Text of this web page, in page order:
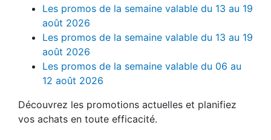
Les promos de la semaine valable du 13 au 19
août 2026
Les promos de la semaine valable du 13 au 19
août 2026
Les promos de la semaine valable du 06 au
12 août 2026
Découvrez les promotions actuelles et planifiez
vos achats en toute efficacité.